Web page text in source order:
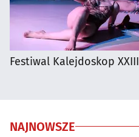
Festiwal Kalejdoskop XXIII
NAJNOWSZE